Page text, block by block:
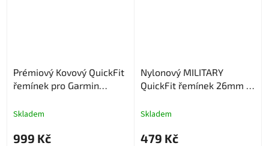
Prémiový Kovový QuickFit
řemínek pro Garmin
Skladem
999 Kč
Nylonový MILITARY
QuickFit řemínek 26mm -
Skladem
479 Kč